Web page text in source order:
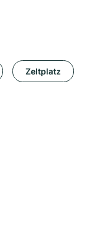
Zeltplatz